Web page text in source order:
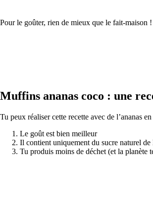
Pour le goûter, rien de mieux que le fait-maison
Muffins ananas coco : une
Tu peux réaliser cette recette avec de l’ananas
Le goût est bien meilleur
Il contient uniquement du sucre naturel de
Tu produis moins de déchet (et la planète